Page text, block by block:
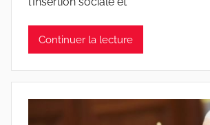
Continuer la lecture